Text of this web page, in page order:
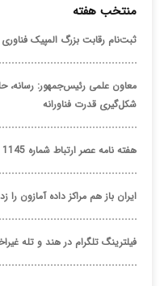
منتخب هفته
ثبت‌نام رقابت بزرگ المپیک فناوری ۲۰۲۶ آغاز شد
معاون علمی رئیس‌جمهور: رسانه،
شکل‌گیری قدرت فناورانه
هفته نامه عصر ارتباط شماره 1145
ایران باز هم مراکز داده آمازون را زد
فیلترینگ تلگرام در هند و تله